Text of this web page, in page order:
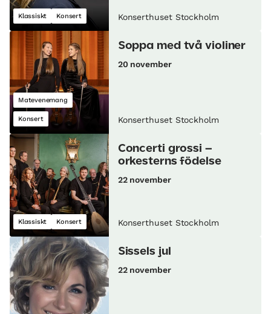
Klassiskt Konsert Konserthuset Stockholm
Matevenemang
Konsert
Soppa med två violiner
20 november
Konserthuset Stockholm
Klassiskt Konsert
Concerti grossi –
orkesterns födelse
22 november
Konserthuset Stockholm
Sissels jul
22 november